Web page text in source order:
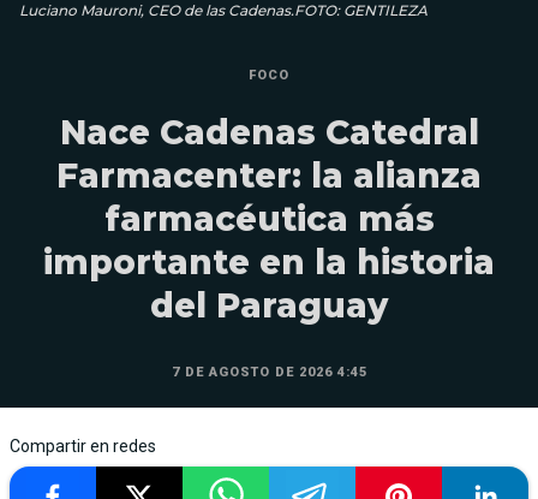
Luciano Mauroni, CEO de las Cadenas.FOTO: GENTILEZA
FOCO
Nace Cadenas Catedral
Farmacenter: la alianza
farmacéutica más
importante en la historia
del Paraguay
7 DE AGOSTO DE 2026 4:45
Compartir en redes